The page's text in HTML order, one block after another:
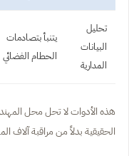
تحليل
البيانات
المدارية
يتنبأ بتصادمات
الحطام الفضائي
هذه الأدوات لا تحل محل
الحقيقية بدلاً من مراقبة آلاف